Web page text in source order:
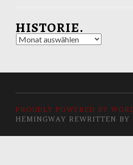
HISTORIE.
Historie.
PROUDLY POWERED BY
HEMINGWAY REWRITTEN BY